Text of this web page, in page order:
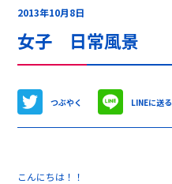
2013年10月8日
女子 日常風景
つぶやく LINEに送る
こんにちは！！